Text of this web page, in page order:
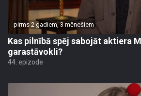
pirms 2 gadiem, 3 mēnešiem
Kas pilnībā spēj sabojāt aktiera
garastāvokli?
44. epizode